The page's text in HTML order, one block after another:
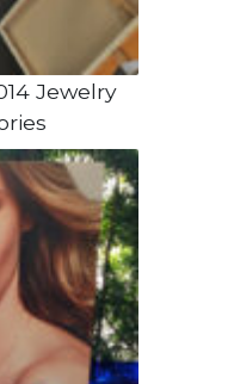
Jewelry